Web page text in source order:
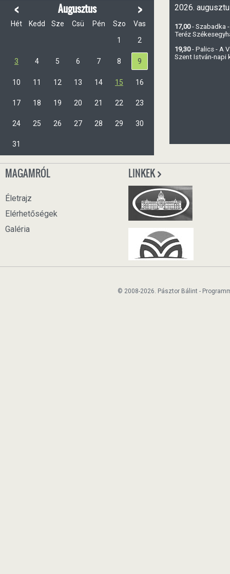
< Augusztus >
Hét Kedd Sze Csü Pén Szo
Vas
1
2
3 4 5 6 7 8 9
10 11 12 13 14 15 16
17 18 19 20 21 22 23
24 25 26 27 28 29 30
31
2026.
17,00- Szabadka
Teréz
19,30- Palics - A
Szent István-napi
MAGAMRÓL
Életrajz
Elérhetőségek
Galéria
LINKEK
© 2008-2026. Pásztor Bálint -